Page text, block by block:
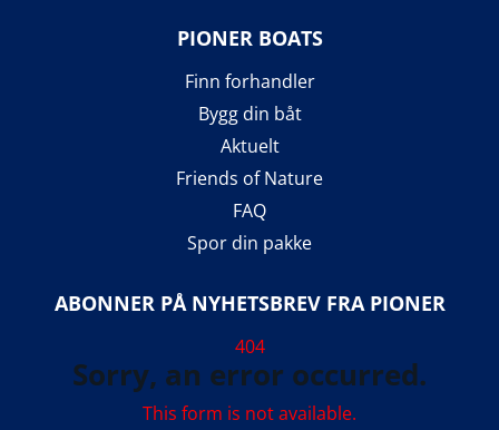
PIONER BOATS
Finn forhandler
Bygg din båt
Aktuelt
Friends of Nature
FAQ
Spor din pakke
ABONNER PÅ NYHETSBREV FRA PIONER
404
Sorry, an error occurred.
This form is not available.